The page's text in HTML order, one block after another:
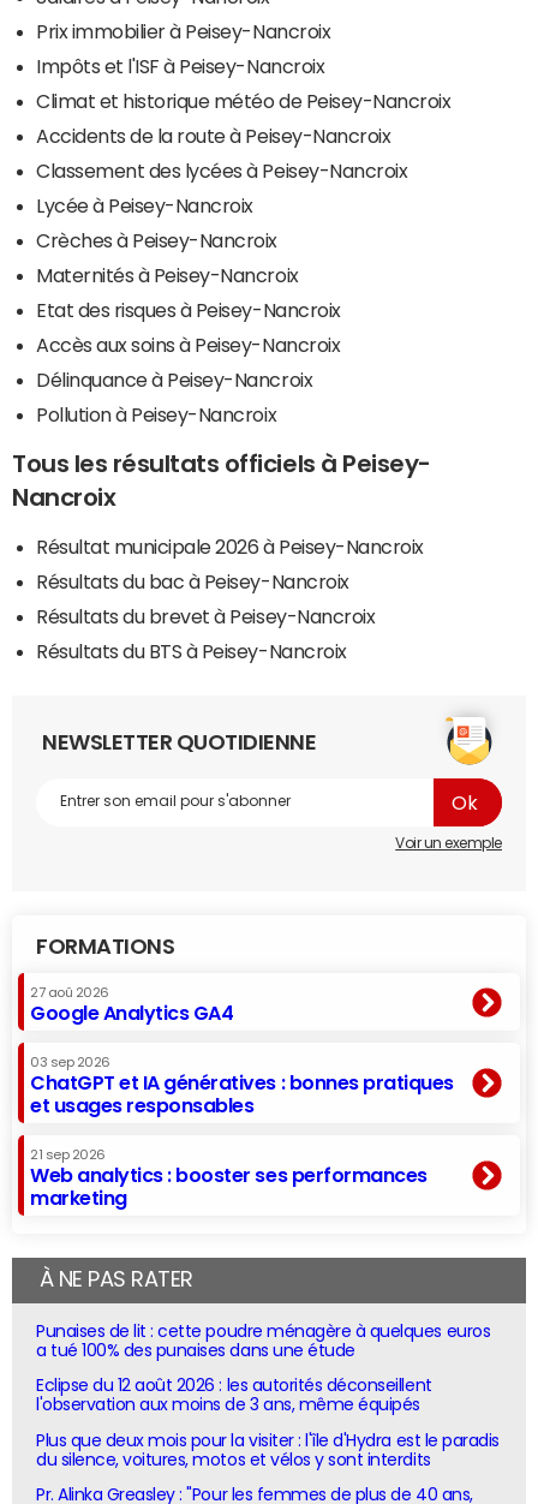
Prix immobilier à Peisey-Nancroix
Impôts et l'ISF à Peisey-Nancroix
Climat et historique météo de Peisey-Nancroix
Accidents de la route à Peisey-Nancroix
Classement des lycées à Peisey-Nancroix
Lycée à Peisey-Nancroix
Crèches à Peisey-Nancroix
Maternités à Peisey-Nancroix
Etat des risques à Peisey-Nancroix
Accès aux soins à Peisey-Nancroix
Délinquance à Peisey-Nancroix
Pollution à Peisey-Nancroix
Tous les résultats officiels à Peisey-
Nancroix
Résultat municipale 2026 à Peisey-Nancroix
Résultats du bac à Peisey-Nancroix
Résultats du brevet à Peisey-Nancroix
Résultats du BTS à Peisey-Nancroix
NEWSLETTER QUOTIDIENNE
Voir un exemple
FORMATIONS
27 aoû 2026
Google Analytics GA4
03 sep 2026
ChatGPT et IA génératives : bonnes pratiques
et usages responsables
21 sep 2026
Web analytics : booster ses performances
marketing
À NE PAS RATER
Punaises de lit : cette poudre ménagère à quelques euros
a tué 100% des punaises dans une étude
Eclipse du 12 août 2026 : les autorités déconseillent
l'observation aux moins de 3 ans, même équipés
Plus que deux mois pour la visiter : l'île d'Hydra est le paradis
du silence, voitures, motos et vélos y sont interdits
Pr. Alinka Greasley : "Pour les femmes de plus de 40 ans,